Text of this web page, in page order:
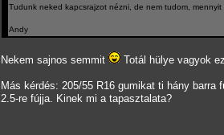
Tudunk neked kapcsrajzot nézni, de nem tudom, mennyit
Andy
Nekem sajnos semmit Totál hülye vagyok
Más kérdés: 205/55 R16 gumikat ti hány
2.5-re fújja. Kinek mi a tapasztalata?